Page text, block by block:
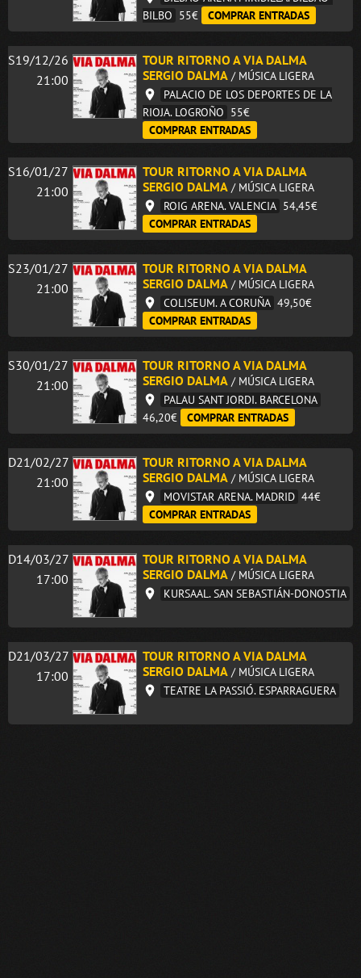
BILBO 55€ COMPRAR ENTRADAS
S19/12/26
21:00
TOUR RITORNO A VIA DALMA
SERGIO DALMA / MÚSICA LIGERA
PALACIO DE LOS DEPORTES DE LA
RIOJA. LOGROÑO 55€
COMPRAR ENTRADAS
S16/01/27
21:00
TOUR RITORNO A VIA DALMA
SERGIO DALMA / MÚSICA LIGERA
ROIG ARENA. VALENCIA 54,45€
COMPRAR ENTRADAS
S23/01/27
21:00
TOUR RITORNO A VIA DALMA
SERGIO DALMA / MÚSICA LIGERA
COLISEUM. A CORUÑA 49,50€
COMPRAR ENTRADAS
S30/01/27
21:00
TOUR RITORNO A VIA DALMA
SERGIO DALMA / MÚSICA LIGERA
PALAU SANT JORDI. BARCELONA
46,20€
COMPRAR ENTRADAS
D21/02/27
21:00
TOUR RITORNO A VIA DALMA
SERGIO DALMA / MÚSICA LIGERA
MOVISTAR ARENA. MADRID 44€
COMPRAR ENTRADAS
D14/03/27
17:00
TOUR RITORNO A VIA DALMA
SERGIO DALMA / MÚSICA LIGERA
KURSAAL. SAN SEBASTIÁN-DONOSTIA
D21/03/27
17:00
TOUR RITORNO A VIA DALMA
SERGIO DALMA / MÚSICA LIGERA
TEATRE LA PASSIÓ. ESPARRAGUERA